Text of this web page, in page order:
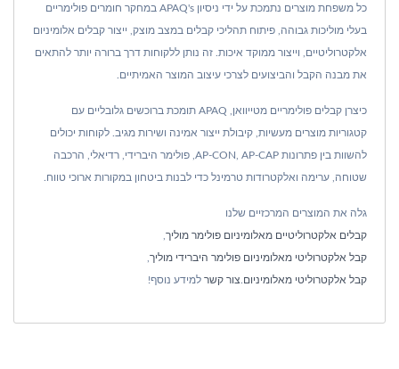
כל משפחת מוצרים נתמכת על ידי ניסיון APAQ's במחקר חומרים פולימריים
בעלי מוליכות גבוהה, פיתוח תהליכי קבלים במצב מוצק, ייצור קבלים אלומיניום
אלקטרוליטיים, וייצור ממוקד איכות. זה נותן ללקוחות דרך ברורה יותר להתאים
את מבנה הקבל והביצועים לצרכי עיצוב המוצר האמיתיים.
כיצרן קבלים פולימריים מטייוואן, APAQ תומכת ברוכשים גלובליים עם
קטגוריות מוצרים מעשיות, קיבולת ייצור אמינה ושירות מגיב. לקוחות יכולים
להשוות בין פתרונות AP-CON, AP-CAP, פולימר היברידי, רדיאלי, הרכבה
שטוחה, ערימה ואלקטרודות טרמינל כדי לבנות ביטחון במקורות ארוכי טווח.
גלה את המוצרים המרכזיים שלנו
קבלים אלקטרוליטיים מאלומיניום פולימר מוליך
קבל אלקטרוליטי מאלומיניום פולימר היברידי מוליך
קבל אלקטרוליטי מאלומיניום צור קשר למידע נוסף!